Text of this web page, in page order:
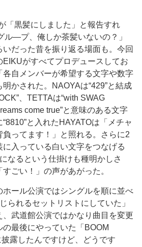
「黒髪にしました」と報告すれ
ル―プ、俺しか茶髪いないの？」
だった昔を振り返る場面も。今回
がすべてプロデュースしてお
各自メンバーが希望する文字や数字
かされた。NAOYAは“429”と結成
、TETTAは“with SWAG
come true”と意味のある文字
と入れたHAYATOは「メチャ
負ってます！」と照れる。さらに2
に入っている白い文字をつなげる
なるという仕掛けも種明かしさ
ごい！」の声があがった。
ール公演ではシングルを順に並べ
られるセットリストにしていた」
、武道館公演ではかなり曲目を変更
の最後にやっていた「BOOM
露したんですけど、どうです